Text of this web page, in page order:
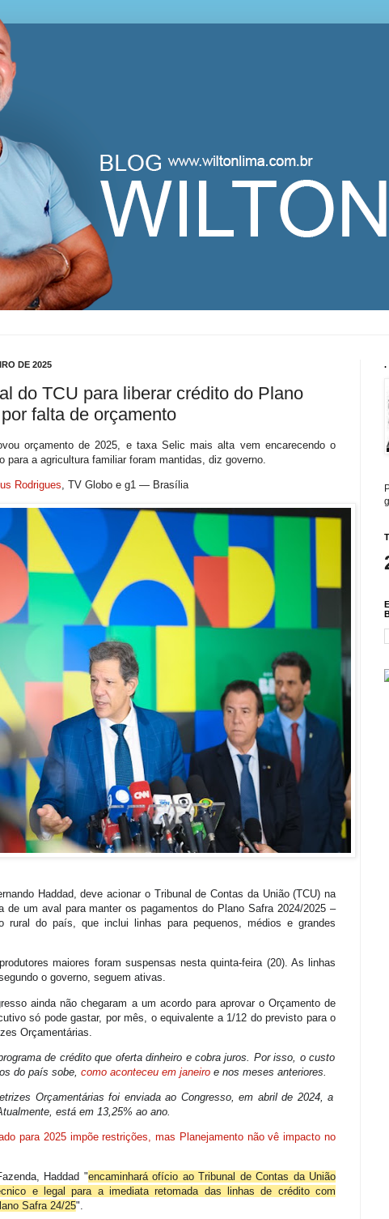
Lima
DE 2025
do TCU para liberar crédito do Plano
falta de orçamento
orçamento de 2025, e taxa Selic mais alta vem encarecendo o
para a agricultura familiar foram mantidas, diz governo.
Rodrigues , TV Globo e g1 — Brasília
Haddad, deve acionar o Tribunal de Contas da União (TCU) na
de um aval para manter os pagamentos do Plano Safra 2024/2025 –
rural do país, que inclui linhas para pequenos, médios e grandes
maiores foram suspensas nesta quinta-feira (20). As linhas
o governo, seguem ativas.
ainda não chegaram a um acordo para aprovar o Orçamento de
só pode gastar, por mês, o equivalente a 1/12 do previsto para o
Orçamentárias.
de crédito que oferta dinheiro e cobra juros. Por isso, o custo
do país sobe, como aconteceu em janeiro e nos meses anteriores.
Orçamentárias foi enviada ao Congresso, em abril de 2024, a
está em 13,25% ao ano.
para 2025 impõe restrições, mas Planejamento não vê impacto no
Haddad "encaminhará ofício ao Tribunal de Contas da União
e legal para a imediata retomada das linhas de crédito com
Safra 24/25".
.